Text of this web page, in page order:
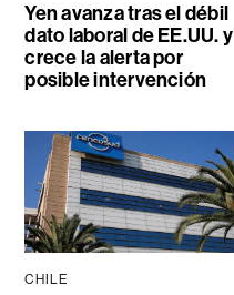
Yen avanza tras el débil
dato laboral de EE.UU. y
crece la alerta por
posible intervención
CHILE